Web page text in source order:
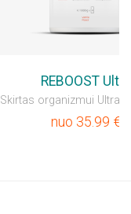
REBOOST Ultra
Skirtas organizmui Ultra-
nuo 35.99 €